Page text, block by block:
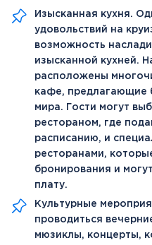
Изысканная кухня.
удовольствий на
возможность
изысканной кухней.
расположены
кафе, предлагающие
мира. Гости могут
рестораном, где
расписанию, и
ресторанами,
бронирования и
плату.
Культурные
проводиться
мюзиклы, концерты,